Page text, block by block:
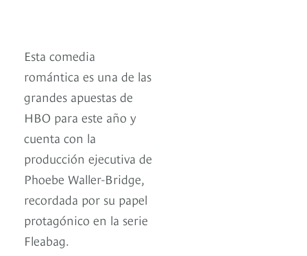
Esta comedia
romántica es una de las
grandes apuestas de
HBO para este año y
cuenta con la
producción ejecutiva de
Phoebe Waller-Bridge,
recordada por su papel
protagónico en la serie
Fleabag.